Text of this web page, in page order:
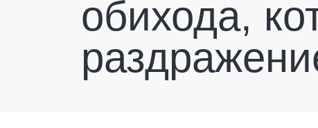
обихода,